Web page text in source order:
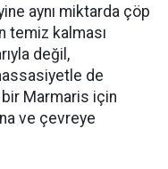
aynı miktarda çöp
temiz kalması
değil,
de
bir Marmaris için
ve çevreye